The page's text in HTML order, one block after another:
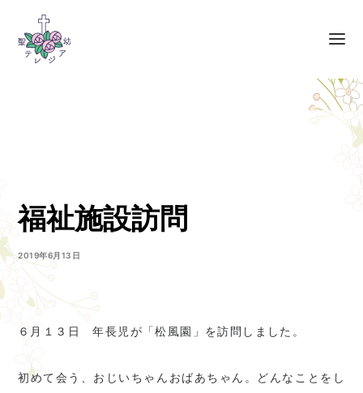
福祉施設訪問
2019年6月13日
６月１３日 年長児が「松風園」を訪問しました。
初めて会う、おじいちゃんおばあちゃん。どんなことをし